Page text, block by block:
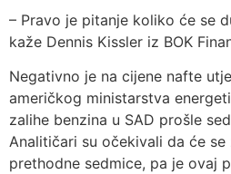
– Pravo je pitanje koliko će se
kaže Dennis Kissler iz BOK
Negativno je na cijene nafte
američkog ministarstva
zalihe benzina u SAD prošle
Analitičari su očekivali da će
prethodne sedmice, pa je ovaj